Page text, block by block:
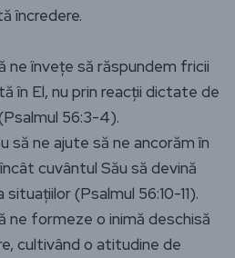
încredere.
ne învețe să răspundem fricii
în El, nu prin reacții dictate de
56:3-4).
să ne ajute să ne ancorăm în
cuvântul Său să devină
(Psalmul 56:10-11).
ne formeze o inimă deschisă
cultivând o atitudine de